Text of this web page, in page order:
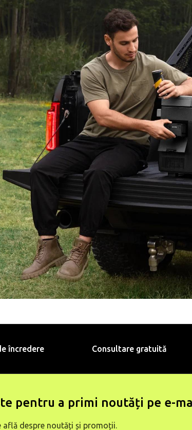
încredere Consultare gratuită
pentru a primi noutăți pe e-
află despre noutăți și promoții.